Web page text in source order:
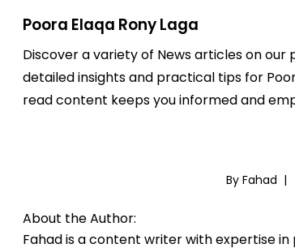
Poora Elaqa Rony Laga
Discover a variety of News articles on our
detailed insights and practical tips for
read content keeps you informed and
By Fahad |
About the Author:
Fahad is a content writer with expertise